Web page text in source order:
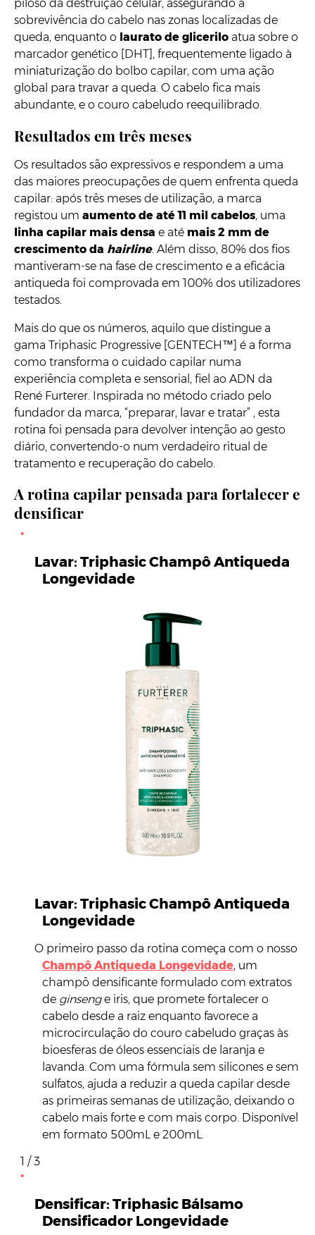
piloso da destruição celular, assegurando a
sobrevivência do cabelo nas zonas localizadas de
queda, enquanto o laurato de glicerilo atua sobre o
marcador genético [DHT], frequentemente ligado à
miniaturização do bolbo capilar, com uma ação
global para travar a queda. O cabelo fica mais
abundante, e o couro cabeludo reequilibrado.
Resultados em três meses
Os resultados são expressivos e respondem a uma
das maiores preocupações de quem enfrenta queda
capilar: após três meses de utilização, a marca
registou um aumento de até 11 mil cabelos, uma
linha capilar mais densa e até mais 2 mm de
crescimento da hairline. Além disso, 80% dos fios
mantiveram-se na fase de crescimento e a eficácia
antiqueda foi comprovada em 100% dos utilizadores
testados.
Mais do que os números, aquilo que distingue a
gama Triphasic Progressive [GENTECH™] é a forma
como transforma o cuidado capilar numa
experiência completa e sensorial, fiel ao ADN da
René Furterer. Inspirada no método criado pelo
fundador da marca, “preparar, lavar e tratar” , esta
rotina foi pensada para devolver intenção ao gesto
diário, convertendo-o num verdadeiro ritual de
tratamento e recuperação do cabelo.
A rotina capilar pensada para fortalecer e
densificar
Lavar: Triphasic Champô Antiqueda
Longevidade
Lavar: Triphasic Champô Antiqueda
Longevidade
O primeiro passo da rotina começa com o nosso
Champô Antiqueda Longevidade, um
champô densificante formulado com extratos
de ginsenge iris, que promete fortalecer o
cabelo desde a raiz enquanto favorece a
microcirculação do couro cabeludo graças às
bioesferas de óleos essenciais de laranja e
lavanda. Com uma fórmula sem silicones e sem
sulfatos, ajuda a reduzir a queda capilar desde
as primeiras semanas de utilização, deixando o
cabelo mais forte e com mais corpo. Disponível
em formato 500mL e 200mL.
1 / 3
Densificar: Triphasic Bálsamo
Densificador Longevidade